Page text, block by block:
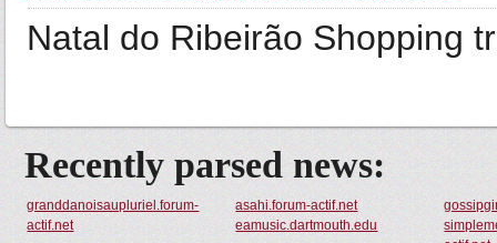
Natal do Ribeirão Shopping
Recently parsed news:
granddanoisaupluriel.forum-
actif.net
asahi.forum-actif.net
eamusic.dartmouth.edu